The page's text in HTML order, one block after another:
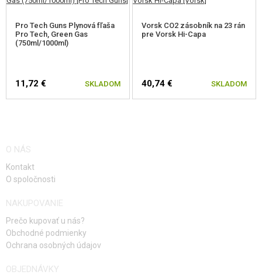
Pro Tech Guns Plynová fľaša
Pro Tech, Green Gas
(750ml/1000ml)
11,72 € SKLADOM
Vorsk CO2 zásobník na 23 rán
pre Vorsk Hi-Capa
40,74 € SKLADOM
O NÁS
Kontakt
O spoločnosti
NAKUPOVANIE
Prečo kupovať u nás?
Obchodné podmienky
Ochrana osobných údajov
OBJEDNÁVKY